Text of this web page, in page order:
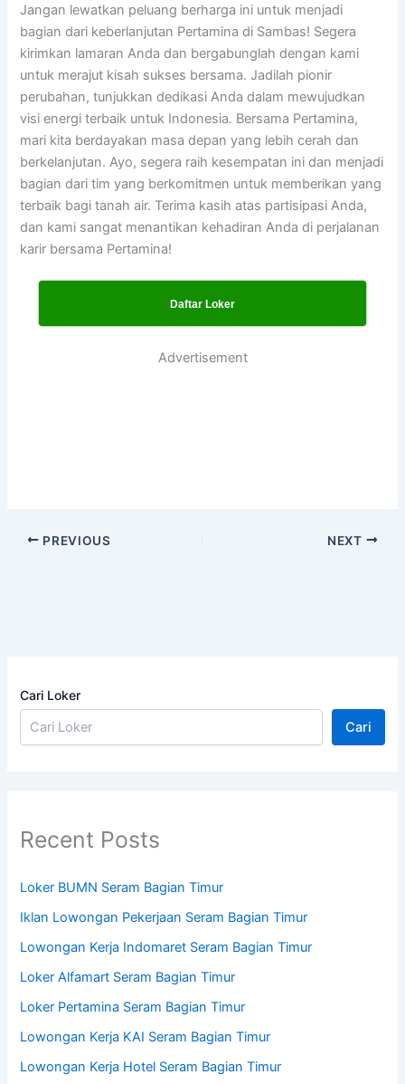
Jangan lewatkan peluang berharga ini untuk menjadi
bagian dari keberlanjutan Pertamina di Sambas! Segera
kirimkan lamaran Anda dan bergabunglah dengan kami
untuk merajut kisah sukses bersama. Jadilah pionir
perubahan, tunjukkan dedikasi Anda dalam mewujudkan
visi energi terbaik untuk Indonesia. Bersama Pertamina,
mari kita berdayakan masa depan yang lebih cerah dan
berkelanjutan. Ayo, segera raih kesempatan ini dan menjadi
bagian dari tim yang berkomitmen untuk memberikan yang
terbaik bagi tanah air. Terima kasih atas partisipasi Anda,
dan kami sangat menantikan kehadiran Anda di perjalanan
karir bersama Pertamina!
Daftar Loker
Advertisement
PREVIOUS NEXT
Cari Loker
Cari
Recent Posts
Loker BUMN Seram Bagian Timur
Iklan Lowongan Pekerjaan Seram Bagian Timur
Lowongan Kerja Indomaret Seram Bagian Timur
Loker Alfamart Seram Bagian Timur
Loker Pertamina Seram Bagian Timur
Lowongan Kerja KAI Seram Bagian Timur
Lowongan Kerja Hotel Seram Bagian Timur